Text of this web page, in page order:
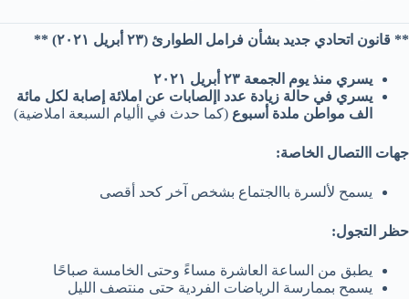
** قانون اتحادي جديد بشأن فرامل الطوارئ (٢٣ أبريل ٢٠٢١) **
يسري منذ يوم الجمعة ٢٣ أبريل ٢٠٢١
يسري في حالة زيادة عدد اإلصابات عن املائة إصابة لكل مائة
الف مواطن ملدة أسبوع (كما حدث في األيام السبعة املاضية)
جهات االتصال الخاصة:
يسمح لألسرة باالجتماع بشخص آخر كحد أقصى
حظر التجول:
يطبق من الساعة العاشرة مساءً وحتى الخامسة صباحًا
يسمح بممارسة الرياضات الفردية حتى منتصف الليل